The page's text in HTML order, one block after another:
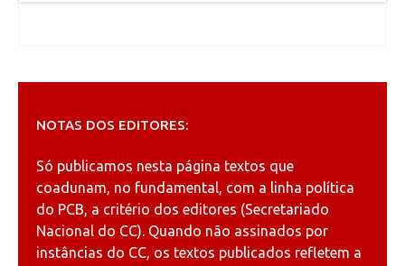
NOTAS DOS EDITORES:
Só publicamos nesta página textos que
coadunam, no fundamental, com a linha política
do PCB, a critério dos editores (Secretariado
Nacional do CC). Quando não assinados por
instâncias do CC, os textos publicados refletem a